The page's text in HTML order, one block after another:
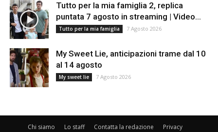
Tutto per la mia famiglia 2, replica
puntata 7 agosto in streaming | Video...
Tutto per la mia famiglia 7 Agosto 2026
My Sweet Lie, anticipazioni trame dal 10
al 14 agosto
My sweet lie 7 Agosto 2026
Chi siamo Lo staff Contatta la redazione Privacy